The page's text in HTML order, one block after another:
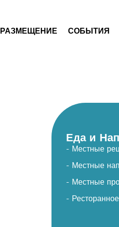
РАЗМЕЩЕНИЕ СОБЫТИЯ
Еда и
- Местные
- Местные
- Местные
-